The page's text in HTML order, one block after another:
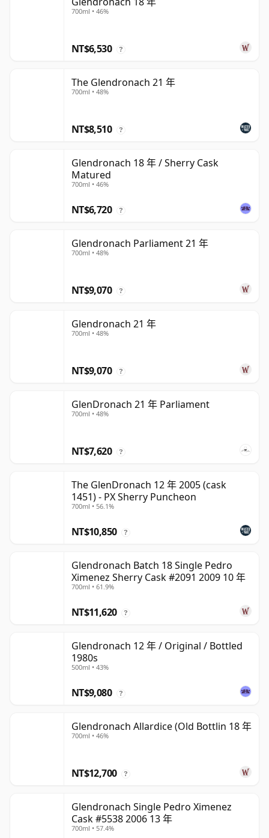
700ml • 46%
NT$6,530 ?
The Glendronach 21 年
700ml • 48%
NT$8,510 ?
Glendronach 18 年 / Sherry Cask
Matured
700ml • 46%
NT$6,720 ?
Glendronach Parliament 21 年
700ml • 48%
NT$9,070 ?
Glendronach 21 年
700ml • 48%
NT$9,070 ?
GlenDronach 21 年 Parliament
700ml • 48%
NT$7,620 ?
The GlenDronach 12 年 2005 (cask
1451) - PX Sherry Puncheon
700ml • 56.1%
NT$10,850 ?
Glendronach Batch 18 Single Pedro
Ximenez Sherry Cask #2091 2009 10 年
700ml • 61.9%
NT$11,620 ?
Glendronach 12 年 / Original / Bottled
1980s
500ml • 43%
NT$9,080 ?
Glendronach Allardice (Old Bottlin 18 年
700ml • 46%
NT$12,700 ?
Glendronach Single Pedro Ximenez
Cask #5538 2006 13 年
700ml • 57.4%